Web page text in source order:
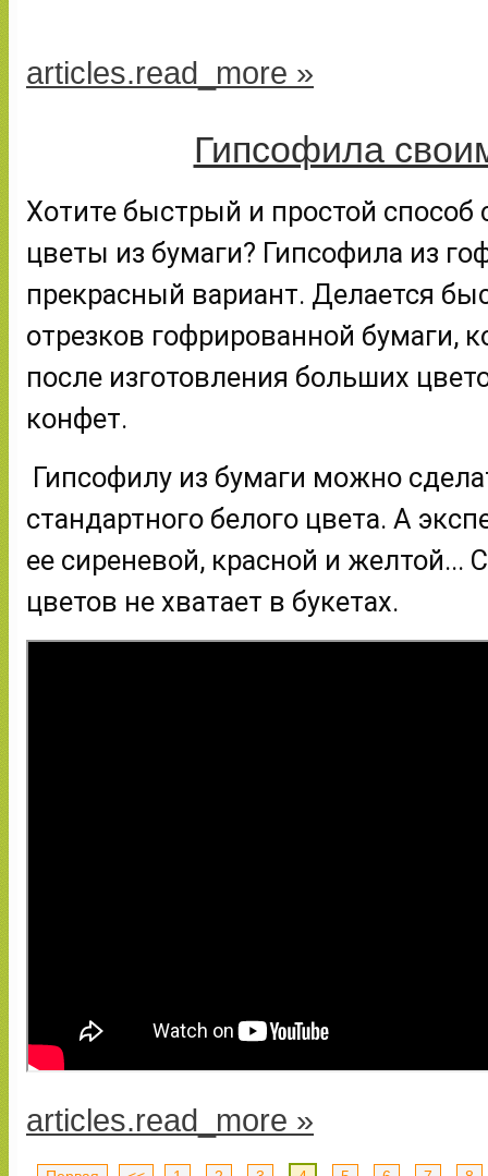
articles.read_more »
Гипсофила
Хотите быстрый и простой способ
цветы из бумаги? Гипсофила из
прекрасный вариант. Делается
отрезков гофрированной бумаги,
после изготовления больших
конфет.
стандартного белого цвета. А
ее сиреневой, красной и желтой...
цветов не хватает в букетах.
articles.read_more »